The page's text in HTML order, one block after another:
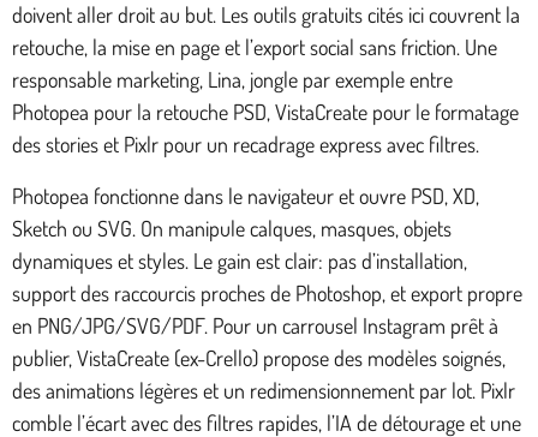
doivent aller droit au but. Les outils gratuits cités ici couvrent la
retouche, la mise en page et l’export social sans friction. Une
responsable marketing, Lina, jongle par exemple entre
Photopea pour la retouche PSD, VistaCreate pour le formatage
des stories et Pixlr pour un recadrage express avec filtres.
Photopea fonctionne dans le navigateur et ouvre PSD, XD,
Sketch ou SVG. On manipule calques, masques, objets
dynamiques et styles. Le gain est clair: pas d’installation,
support des raccourcis proches de Photoshop, et export propre
en PNG/JPG/SVG/PDF. Pour un carrousel Instagram prêt à
publier, VistaCreate (ex-Crello) propose des modèles soignés,
des animations légères et un redimensionnement par lot. Pixlr
comble l’écart avec des filtres rapides, l’IA de détourage et une